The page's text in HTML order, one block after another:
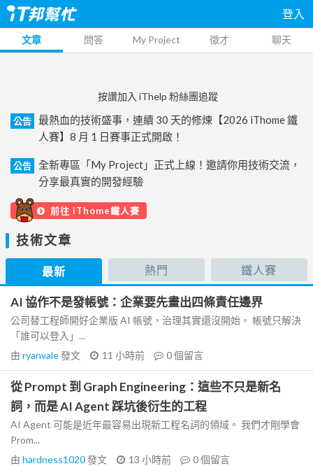
登入
文章 問答 My Project 徵才 聊天
按讚加入 iThelp 粉絲團追蹤
公告
最熱血的技術盛事，連續 30 天的修煉【2026 iThome 鐵
人賽】8 月 1 日賽事正式開啟！
公告
全新專區「My Project」正式上線！邀請你用技術交流，
分享最真實的開發經驗
前往 iThome鐵人賽
技術文章
最新 熱門 鐵人賽
AI 協作不是發帳號：企業要先畫出四條責任邊界
公司替工程師開好企業版 AI 帳號，治理其實還沒開始。 帳號只解決
「誰可以登入」...
由 ryanvale發文 11 小時前 0個留言
從 Prompt 到 Graph Engineering：這些不只是新名
詞，而是 AI Agent 踩坑後衍生的工程
AI Agent 可能是近年最容易出現新工程名詞的領域。 我們才剛學會
Prom...
由 hardness1020發文 13 小時前 0個留言